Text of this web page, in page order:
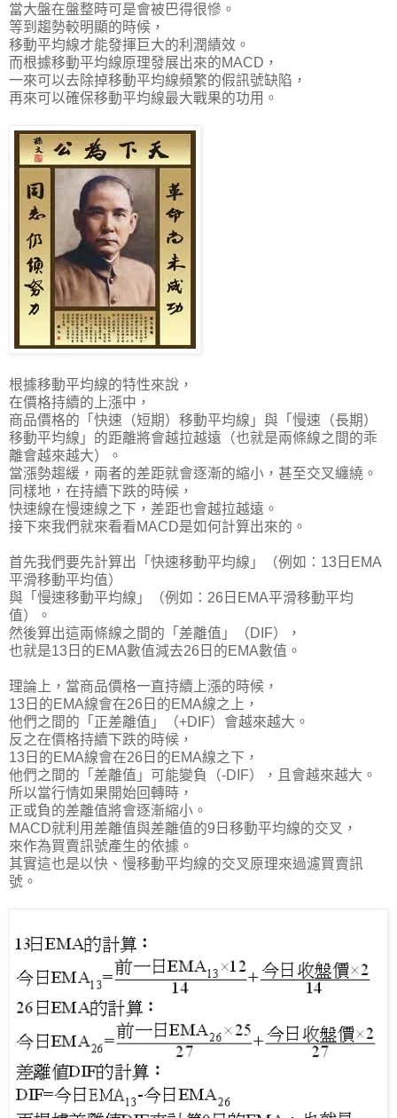
當大盤在盤整時可是會被巴得很慘。
等到趨勢較明顯的時候，
移動平均線才能發揮巨大的利潤績效。
而根據移動平均線原理發展出來的MACD，
一來可以去除掉移動平均線頻繁的假訊號缺陷，
再來可以確保移動平均線最大戰果的功用。
根據移動平均線的特性來說，
在價格持續的上漲中，
商品價格的「快速（短期）移動平均線」與「慢速（長期）
移動平均線」的距離將會越拉越遠（也就是兩條線之間的乖
離會越來越大）。
當漲勢趨緩，兩者的差距就會逐漸的縮小，甚至交叉纏繞。
同樣地，在持續下跌的時候，
快速線在慢速線之下，差距也會越拉越遠。
接下來我們就來看看MACD是如何計算出來的。
首先我們要先計算出「快速移動平均線」（例如：13日EMA
平滑移動平均值）
與「慢速移動平均線」（例如：26日EMA平滑移動平均
值）。
然後算出這兩條線之間的「差離值」（DIF），
也就是13日的EMA數值減去26日的EMA數值。
理論上，當商品價格一直持續上漲的時候，
13日的EMA線會在26日的EMA線之上，
他們之間的「正差離值」（+DIF）會越來越大。
反之在價格持續下跌的時候，
13日的EMA線會在26日的EMA線之下，
他們之間的「差離值」可能變負（-DIF），且會越來越大。
所以當行情如果開始回轉時，
正或負的差離值將會逐漸縮小。
MACD就利用差離值與差離值的9日移動平均線的交叉，
來作為買賣訊號產生的依據。
其實這也是以快、慢移動平均線的交叉原理來過濾買賣訊
號。